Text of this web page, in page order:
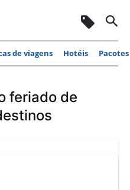
de viagens Hotéis Pacotes
feriado de